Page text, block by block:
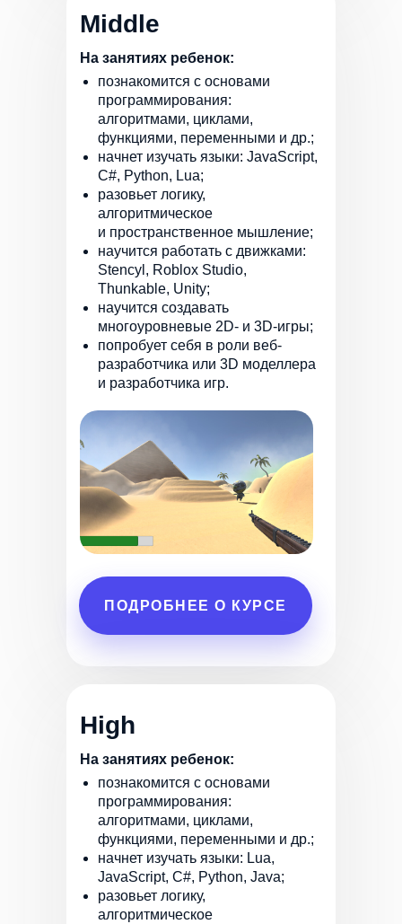
Middle
На занятиях ребенок:
познакомится с основами
программирования:
алгоритмами, циклами,
функциями, переменными и др.;
начнет изучать языки: JavaScript,
C#, Python, Lua;
разовьет логику,
алгоритмическое
и пространственное мышление;
научится работать с движками:
Stencyl, Roblox Studio,
Thunkable, Unity;
научится создавать
многоуровневые 2D- и 3D-игры;
попробует себя в роли веб-
разработчика или 3D моделлера
и разработчика игр.
ПОДРОБНЕЕ О КУРСЕ
High
На занятиях ребенок:
познакомится с основами
программирования:
алгоритмами, циклами,
функциями, переменными и др.;
начнет изучать языки: Lua,
JavaScript, C#, Python, Java;
разовьет логику,
алгоритмическое